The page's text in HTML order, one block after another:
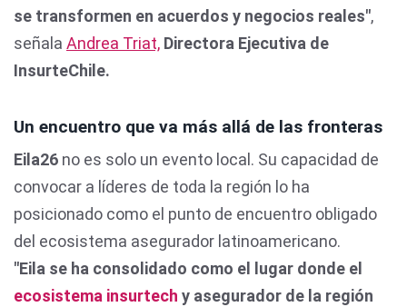
se transformen en acuerdos y negocios reales",
señala Andrea Triat, Directora Ejecutiva de
InsurteChile.
Un encuentro que va más allá de las fronteras
Eila26 no es solo un evento local. Su capacidad de
convocar a líderes de toda la región lo ha
posicionado como el punto de encuentro obligado
del ecosistema asegurador latinoamericano.
"Eila se ha consolidado como el lugar donde el
ecosistema insurtech y asegurador de la región